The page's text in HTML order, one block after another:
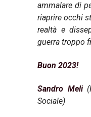
ammalare di
riaprire occhi
realtà e
guerra troppo
Buon 2023!
Sandro Meli
Sociale)